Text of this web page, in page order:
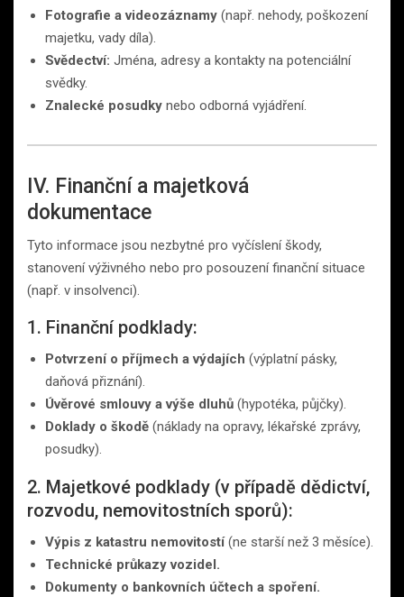
Fotografie a videozáznamy (např. nehody, poškození
majetku, vady díla).
Svědectví: Jména, adresy a kontakty na potenciální
svědky.
Znalecké posudky nebo odborná vyjádření.
IV. Finanční a majetková
dokumentace
Tyto informace jsou nezbytné pro vyčíslení škody,
stanovení výživného nebo pro posouzení finanční situace
(např. v insolvenci).
1. Finanční podklady:
Potvrzení o příjmech a výdajích (výplatní pásky,
daňová přiznání).
Úvěrové smlouvy a výše dluhů (hypotéka, půjčky).
Doklady o škodě (náklady na opravy, lékařské zprávy,
posudky).
2. Majetkové podklady (v případě dědictví,
rozvodu, nemovitostních sporů):
Výpis z katastru nemovitostí(ne starší než 3 měsíce).
Technické průkazy vozidel.
Dokumenty o bankovních účtech a spoření.